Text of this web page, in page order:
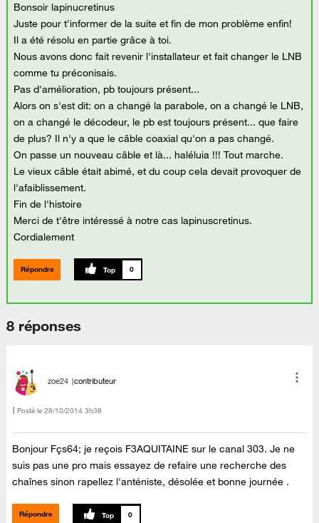
Bonsoir lapinucretinus
Juste pour t'informer de la suite et fin de mon problème enfin!
Il a été résolu en partie grâce à toi.
Nous avons donc fait revenir l'installateur et fait changer le LNB
comme tu préconisais.
Pas d'amélioration, pb toujours présent...
Alors on s'est dit: on a changé la parabole, on a changé le LNB,
on a changé le décodeur, le pb est toujours présent... que faire
de plus? Il n'y a que le câble coaxial qu'on a pas changé.
On passe un nouveau câble et là... haléluia !!! Tout marche.
Le vieux câble était abimé, et du coup cela devait provoquer de
l'afaiblissement.
Fin de l'histoire
Merci de t'être intéressé à notre cas lapinuscretinus.
Cordialement
Répondre 0
8 réponses
zoe24 contributeur
Posté le ‎28/10/2014 3h38
Bonjour Fçs64; je reçois F3AQUITAINE sur le canal 303. Je ne
suis pas une pro mais essayez de refaire une recherche des
chaînes sinon rapellez l'anténiste, désolée et bonne journée .
Répondre 0